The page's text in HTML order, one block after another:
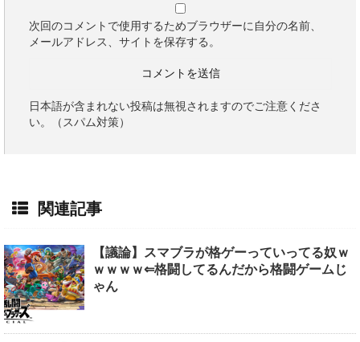
次回のコメントで使用するためブラウザーに自分の名前、
メールアドレス、サイトを保存する。
日本語が含まれない投稿は無視されますのでご注意くださ
い。（スパム対策）
関連記事
【議論】スマブラが格ゲーっていってる奴ｗ
ｗｗｗｗ⇐格闘してるんだから格闘ゲームじ
ゃん